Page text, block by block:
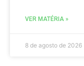
VER MATÉRIA »
8 de agosto de 2026